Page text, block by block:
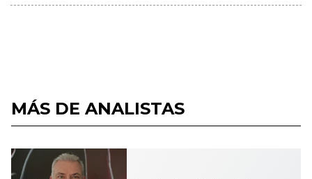
MÁS DE ANALISTAS